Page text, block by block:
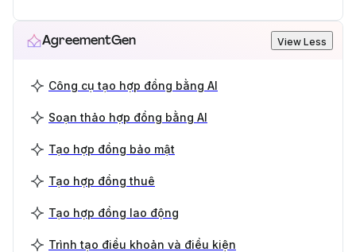
AgreementGen View Less
Công cụ tạo hợp đồng bằng AI
Soạn thảo hợp đồng bằng AI
Tạo hợp đồng bảo mật
Tạo hợp đồng thuê
Tạo hợp đồng lao động
Trình tạo điều khoản và điều kiện